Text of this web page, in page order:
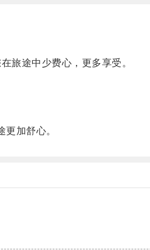
旅途中少费心，更多享受。
加舒心。